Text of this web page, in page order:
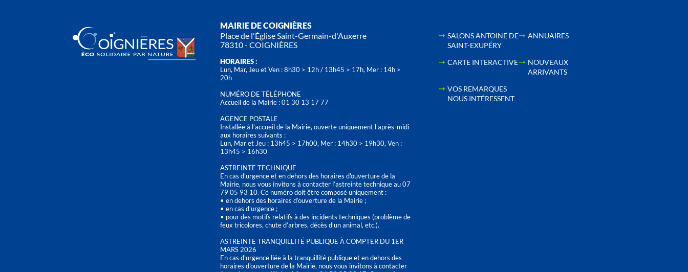
MAIRIE DE COIGNIÈRES
Place de l'Église Saint-Germain-d'Auxerre
78310 - COIGNIÈRES
HORAIRES :
Lun, Mar, Jeu et Ven : 8h30 > 12h / 13h45 > 17h, Mer : 14h >
20h
NUMÉRO DE TÉLÉPHONE
Accueil de la Mairie : 01 30 13 17 77
AGENCE POSTALE
Installée à l’accueil de la Mairie, ouverte uniquement l'après-midi
aux horaires suivants :
Lun, Mar et Jeu : 13h45 > 17h00, Mer : 14h30 > 19h30, Ven :
13h45 > 16h30
ASTREINTE TECHNIQUE
En cas d’urgence et en dehors des horaires d'ouverture de la
Mairie, nous vous invitons à contacter l’astreinte technique au 07
79 05 93 10. Ce numéro doit être composé uniquement :
• en dehors des horaires d’ouverture de la Mairie ;
• en cas d’urgence ;
• pour des motifs relatifs à des incidents techniques (problème de
feux tricolores, chute d’arbres, décès d’un animal, etc.).
ASTREINTE TRANQUILLITÉ PUBLIQUE À COMPTER DU 1ER
MARS 2026
En cas d’urgence liée à la tranquillité publique et en dehors des
horaires d'ouverture de la Mairie, nous vous invitons à contacter
SALONS ANTOINE DE
SAINT-EXUPÉRY
ANNUAIRES
CARTE INTERACTIVE
NOUVEAUX
ARRIVANTS
VOS REMARQUES
NOUS INTÉRESSENT